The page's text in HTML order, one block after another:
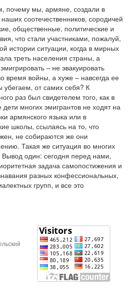
почему мы, армяне, создали в
соотечественников, сородичей
общественные, политические и
что стали участниками, пожалуй,
истории ситуации, когда в мирных
треть населения страны, а
– не эвакуировать
время войны, а хуже – навсегда ее
убегаем, от самих себя? К
раз был свидетелем того, как в
многих эмигрантов не ходят на
армянского языка или в
школы, ссылаясь на то, что
не собираются же они
Такая же ситуация во многих
один: сегодня перед нами,
задача самопостижения и
разных конфессиональных,
групп, и все это